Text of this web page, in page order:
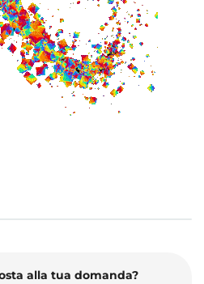
alla tua domanda?